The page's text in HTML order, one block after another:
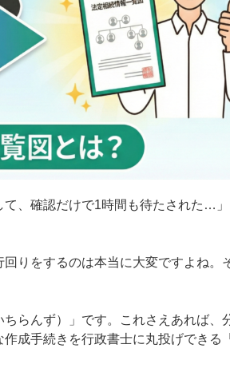
て、確認だけで1時間も待たされた…
りをするのは本当に大変ですよね。
らんず）」です。これさえあれば、
成手続きを行政書士に丸投げできる